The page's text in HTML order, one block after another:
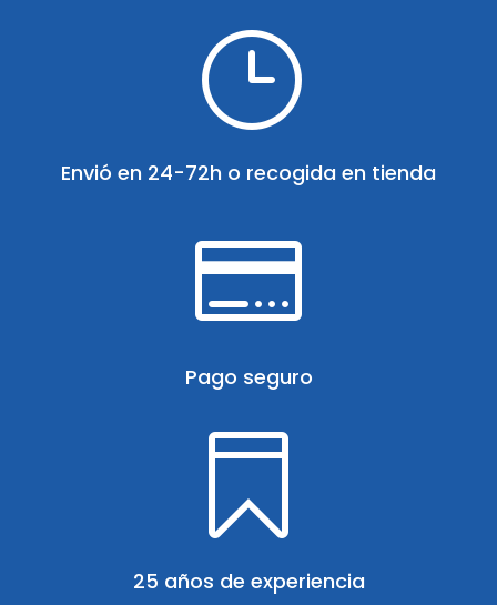
}
Envió en 24-72h o recogida en tienda

Pago seguro

25 años de experiencia